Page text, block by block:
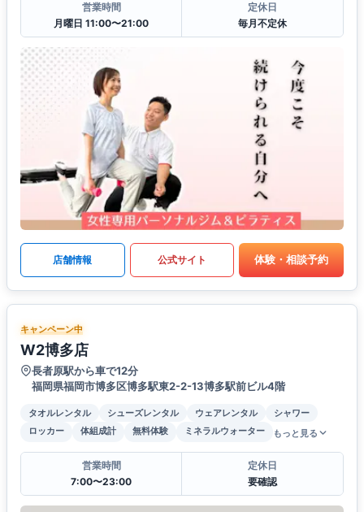
営業時間
月曜日 11:00〜21:00
定休日
毎月不定休
店舗情報 公式サイト 体験・相談予約
キャンペーン中
W2博多店
長者原駅から車で12分
福岡県福岡市博多区博多駅東2-2-13博多駅前ビル4階
タオルレンタル シューズレンタル ウェアレンタル
シャワー
ロッカー
体組成計 無料体験 ミネラルウォーター もっと見る
営業時間
7:00〜23:00
定休日
要確認